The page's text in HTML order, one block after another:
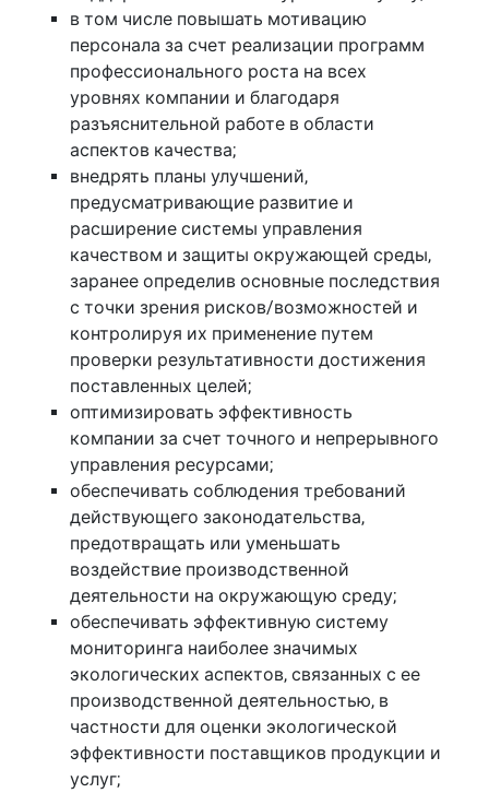
в том числе повышать мотивацию
персонала за счет реализации программ
профессионального роста на всех
уровнях компании и благодаря
разъяснительной работе в области
аспектов качества;
внедрять планы улучшений,
предусматривающие развитие и
расширение системы управления
качеством и защиты окружающей среды,
заранее определив основные последствия
с точки зрения рисков/возможностей и
контролируя их применение путем
проверки результативности достижения
поставленных целей;
оптимизировать эффективность
компании за счет точного и непрерывного
управления ресурсами;
обеспечивать соблюдения требований
действующего законодательства,
предотвращать или уменьшать
воздействие производственной
деятельности на окружающую среду;
обеспечивать эффективную систему
мониторинга наиболее значимых
экологических аспектов, связанных с ее
производственной деятельностью, в
частности для оценки экологической
эффективности поставщиков продукции и
услуг;